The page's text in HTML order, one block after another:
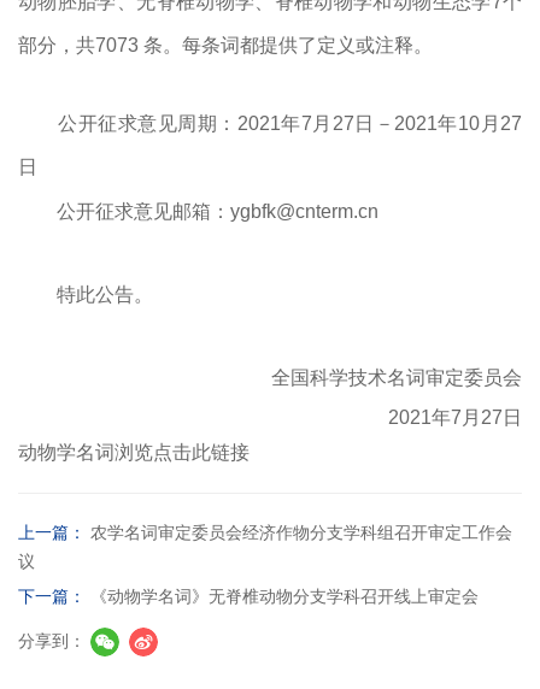
部分，共7073 条。每条词都提供了定义或注释。
公开征求意见周期： 2021年7 月 27 日－ 2021年10 月 27
日
公开征求意见邮箱： ygbfk@cnterm.cn
特此公告。
全国科学技术名词审定委员会
2021年7 月 27 日
动物学名词浏览点击此链接
上一篇：
农学名词审定委员会经济作物分支学科组召开审定工作会
议
下一篇：
《动物学名词》无脊椎动物分支学科召开线上审定会
分享到：